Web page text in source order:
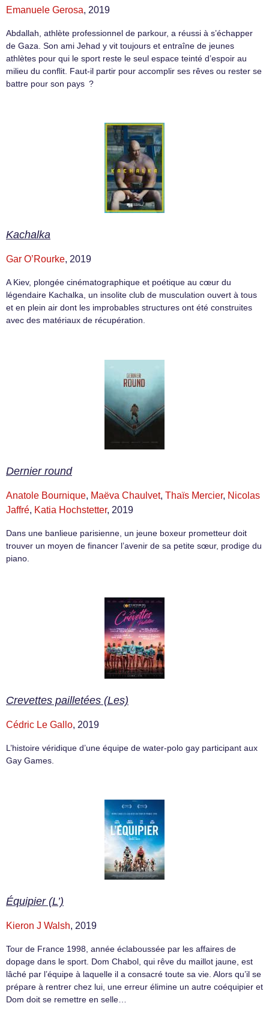
Emanuele Gerosa, 2019
Abdallah, athlète professionnel de parkour, a réussi à s’échapper
de Gaza. Son ami Jehad y vit toujours et entraîne de jeunes
athlètes pour qui le sport reste le seul espace teinté d’espoir au
milieu du conflit. Faut-il partir pour accomplir ses rêves ou rester se
battre pour son pays ?
Kachalka
Gar O’Rourke, 2019
A Kiev, plongée cinématographique et poétique au cœur du
légendaire Kachalka, un insolite club de musculation ouvert à tous
et en plein air dont les improbables structures ont été construites
avec des matériaux de récupération.
Dernier round
Anatole Bournique, Maëva Chaulvet, Thaïs Mercier, Nicolas
Jaffré, Katia Hochstetter, 2019
Dans une banlieue parisienne, un jeune boxeur prometteur doit
trouver un moyen de financer l’avenir de sa petite sœur, prodige du
piano.
Crevettes pailletées (Les)
Cédric Le Gallo, 2019
L’histoire véridique d’une équipe de water-polo gay participant aux
Gay Games.
Équipier (L’)
Kieron J Walsh, 2019
Tour de France 1998, année éclaboussée par les affaires de
dopage dans le sport. Dom Chabol, qui rêve du maillot jaune, est
lâché par l’équipe à laquelle il a consacré toute sa vie. Alors qu’il se
prépare à rentrer chez lui, une erreur élimine un autre coéquipier et
Dom doit se remettre en selle…